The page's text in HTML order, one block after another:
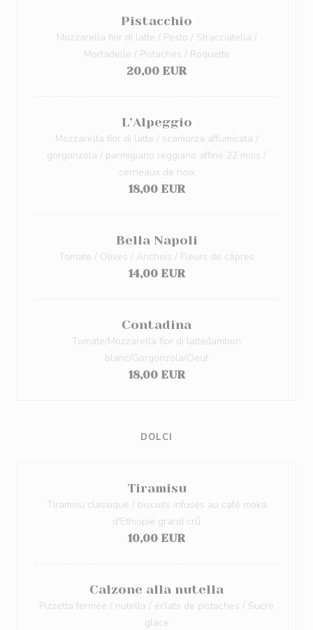
Pistacchio
Mozzarella fior di latte / Pesto / Stracciatella /
Mortadelle / Pistaches / Roquette
20,00 EUR
L’Alpeggio
Mozzarella fior di latte / scamorza affumicata /
gorgonzola / parmigiano reggiano affiné 22 mois /
cerneaux de noix
18,00 EUR
Bella Napoli
Tomate / Olives / Anchois / Fleurs de câpres
14,00 EUR
Contadina
Tomate/Mozzarella fior di latte/Jambon
blanc/Gorgonzola/Oeuf
18,00 EUR
DOLCI
Tiramisu
Tiramisu classique / biscuits infusés au café moka
d'Ethiopie grand crû
10,00 EUR
Calzone alla nutella
Pizzetta fermée / nutella / éclats de pistaches / Sucre
glace